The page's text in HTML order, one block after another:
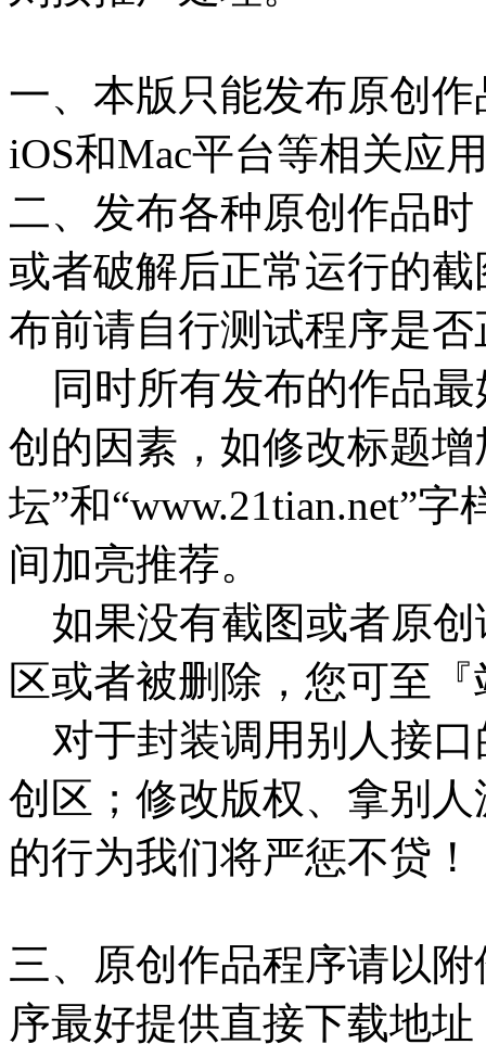
一、本版只能发布原创
iOS和Mac平台等相关应
二、发布各种原创作品
或者破解后正常运行的
布前请自行测试程序是
同时所有发布的作品最
创的因素，如修改标题
坛”和“www.21tian.net”
间加亮推荐。
如果没有截图或者原创
区或者被删除，您可至
对于封装调用别人接口
创区；修改版权、拿别
的行为我们将严惩不贷！
三、原创作品程序请以
序最好提供直接下载地